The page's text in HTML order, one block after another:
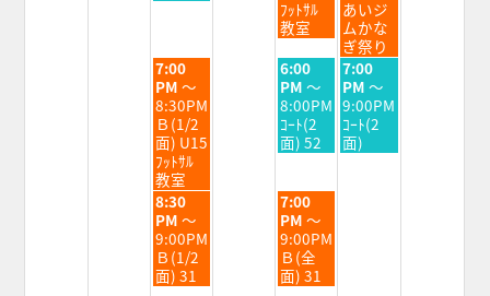
26th
28th
2026
ﾌｯﾄｻﾙ
教室
29th
2026
あいジ
ムかな
ぎ祭り
水
曜
日,
8
月
26th
2026
7:00
PM ～
8:30PM
Ｂ(1/2
面) U15
ﾌｯﾄｻﾙ
教室
金
曜
日,
8
月
28th
6:00
PM ～
8:00PM
ｺｰﾄ(2
面) 52
土
曜
日,
8
月
29th
7:00
PM ～
9:00PM
ｺｰﾄ(2
面)
水
曜
日,
8
月
8:30
PM ～
9:00PM
Ｂ(1/2
面) 31
金
曜
日,
8
月
7:00
PM ～
9:00PM
Ｂ(全
面) 31